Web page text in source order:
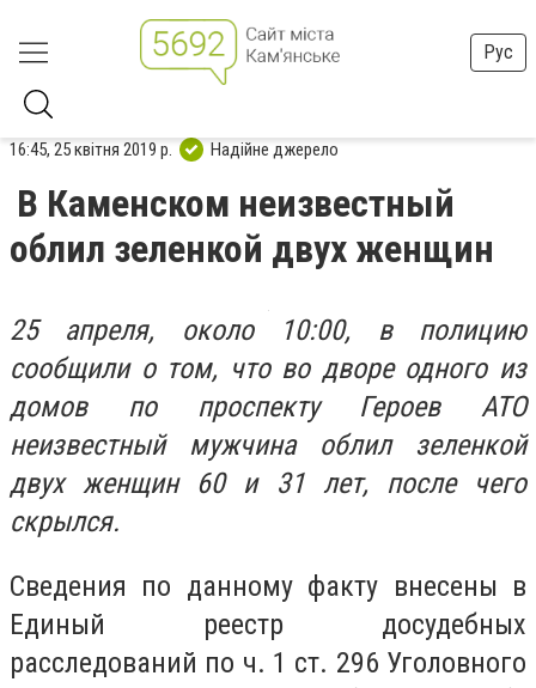
Рус
16:45, 25 квітня 2019 р. Надійне джерело
В Каменском неизвестный
облил зеленкой двух женщин
25 апреля, около 10:00, в полицию
сообщили о том, что во дворе одного из
домов по проспекту Героев АТО
неизвестный мужчина облил зеленкой
двух женщин 60 и 31 лет, после чего
скрылся.
Сведения по данному факту внесены в
Единый реестр досудебных
расследований по ч. 1 ст. 296 Уголовного